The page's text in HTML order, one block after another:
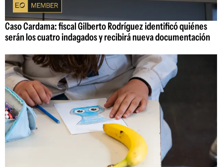
Caso Cardama: fiscal Gilberto Rodríguez identificó quiénes
serán los cuatro indagados y recibirá nueva documentación